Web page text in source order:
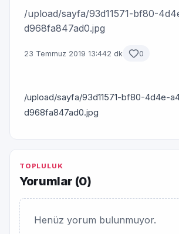
/upload/sayfa/93d11571-bf80-
d968fa847ad0.jpg
23 Temmuz 2019 13:442 dk 0
/upload/sayfa/93d11571-bf80-4d4e-
d968fa847ad0.jpg
TOPLULUK
Yorumlar (0)
Henüz yorum bulunmuyor.